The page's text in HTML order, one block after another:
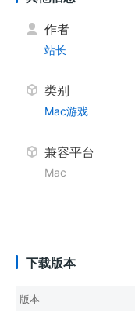
作者
站长
类别
Mac游戏
兼容平台
Mac
下载版本
版本